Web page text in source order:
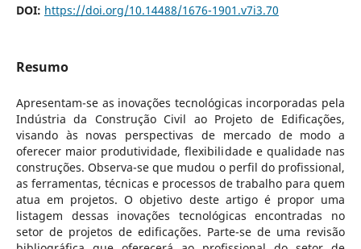
DOI: https://doi.org/10.14488/1676-1901.v7i3.70
Resumo
Apresentam-se as inovações tecnológicas incorporadas pela
Indústria da Construção Civil ao Projeto de Edificações,
visando às novas perspectivas de mercado de modo a
oferecer maior produtividade, flexibilidade e qualidade nas
construções. Observa-se que mudou o perfil do profissional,
as ferramentas, técnicas e processos de trabalho para quem
atua em projetos. O objetivo deste artigo é propor uma
listagem dessas inovações tecnológicas encontradas no
setor de projetos de edificações. Parte-se de uma revisão